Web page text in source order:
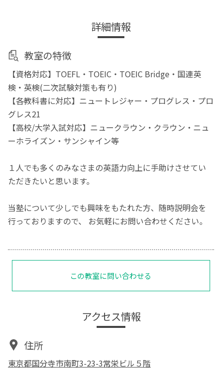
詳細情報
教室の特徴
【資格対応】TOEFL・TOEIC・TOEIC Bridge・国連英
検・英検(二次試験対策も有り)
【各教科書に対応】ニュートレジャー・プログレス・プロ
グレス21
【高校/大学入試対応】ニュークラウン・クラウン・ニュ
ーホライズン・サンシャイン等
１人でも多くのみなさまの英語力向上に手助けさせてい
ただきたいと思います。
当塾について少しでも興味をもたれた方、随時説明会を
行っておりますので、 お気軽にお問い合わせください。
この教室に問い合わせる
アクセス情報
住所
東京都国分寺市南町3-23-3常栄ビル５階